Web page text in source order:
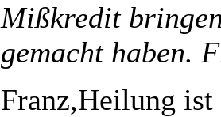
Mißkredit
gemacht haben.
Franz,Heilung